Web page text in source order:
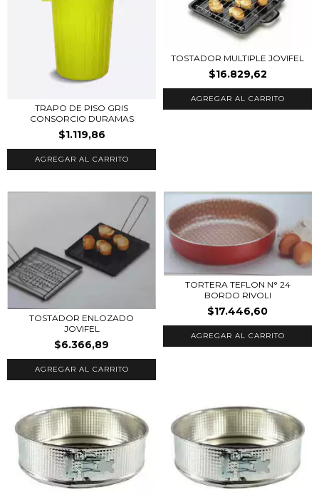
TRAPO DE PISO GRIS
CONSORCIO DURAMAS
$1.119,86
TOSTADOR MULTIPLE JOVIFEL
$16.829,62
TOSTADOR ENLOZADO
JOVIFEL
$6.366,89
TORTERA TEFLON N° 24
BORDO RIVOLI
$17.446,60